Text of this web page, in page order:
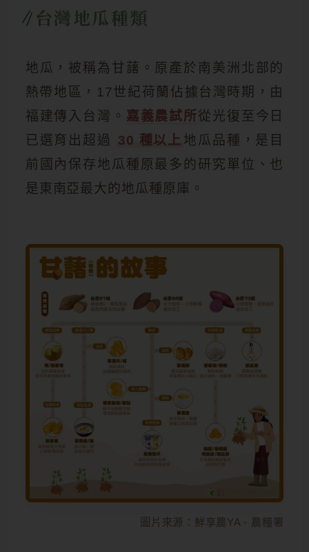
台灣地瓜種類
地瓜，被稱為甘藷。原產於南美洲北部的
熱帶地區，17世紀荷蘭佔據台灣時期，由
福建傳入台灣。 嘉義農試所從光復至今日
已選育出超過
30 種以上 地瓜品種，是目
前國內保存地瓜種原最多的研究單位、也
是東南亞最大的地瓜種原庫。
圖片來源：鮮享農YA - 農糧署